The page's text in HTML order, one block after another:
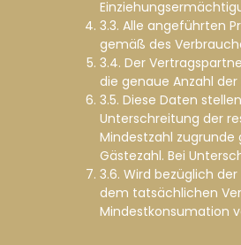
3.3. Alle angeführten
gemäß des
3.4. Der
die genaue Anzahl
3.5. Diese Daten
Unterschreitung der
Mindestzahl
Gästezahl. Bei
3.6. Wird bezüglich
dem tatsächlichen
Mindestkonsumation